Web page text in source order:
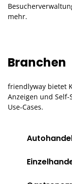
mehr.
Branchen
friendlyway bietet
Anzeigen und
Use-Cases.